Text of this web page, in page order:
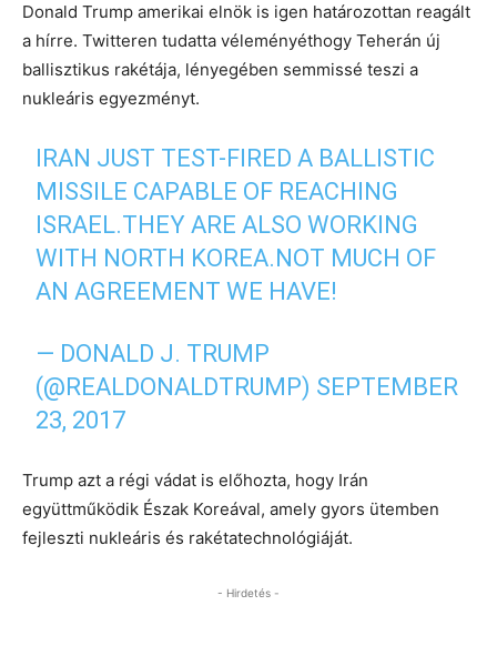
Donald Trump amerikai elnök is igen határozottan reagált
a hírre. Twitteren tudatta véleményéthogy Teherán új
ballisztikus rakétája, lényegében semmissé teszi a
nukleáris egyezményt.
IRAN JUST TEST-FIRED A BALLISTIC
MISSILE CAPABLE OF REACHING
ISRAEL.THEY ARE ALSO WORKING
WITH NORTH KOREA.NOT MUCH OF
AN AGREEMENT WE HAVE!
— DONALD J. TRUMP
(@REALDONALDTRUMP) SEPTEMBER
23, 2017
Trump azt a régi vádat is előhozta, hogy Irán
együttműködik Észak Koreával, amely gyors ütemben
fejleszti nukleáris és rakétatechnológiáját.
- Hirdetés -